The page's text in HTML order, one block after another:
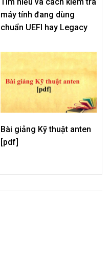
máy tính đang dùng
chuẩn UEFI hay Legacy
Bài giảng Kỹ thuật anten
[pdf]